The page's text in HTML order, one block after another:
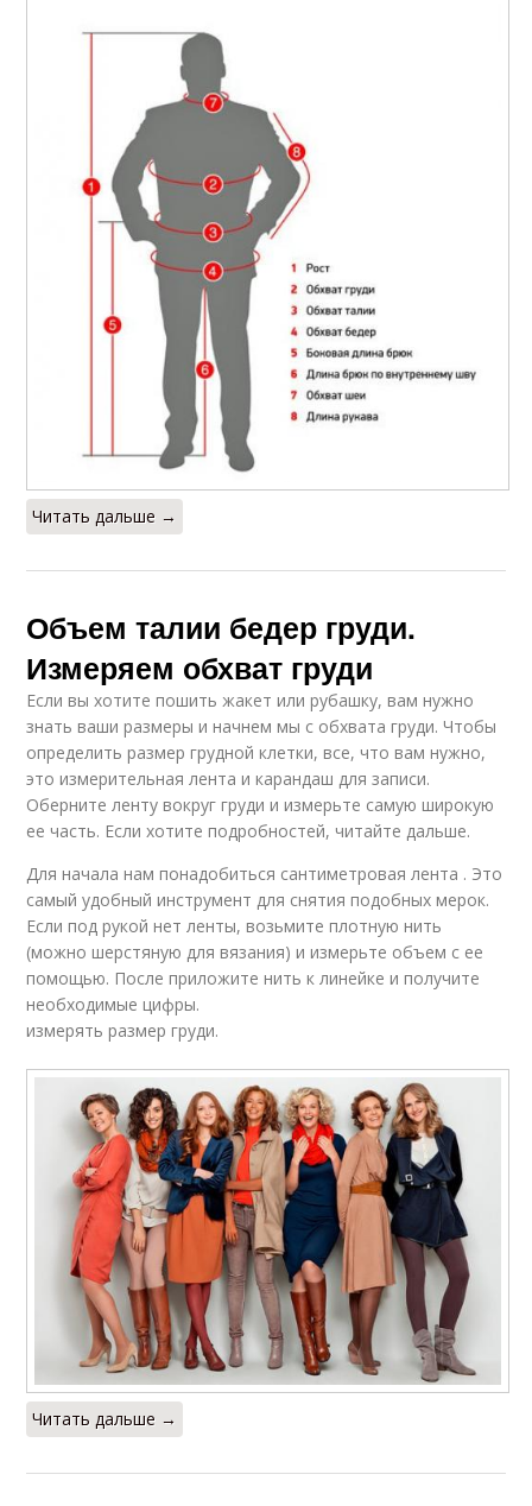
Читать дальше →
Объем талии бедер груди.
Измеряем обхват груди
Если вы хотите пошить жакет или рубашку, вам нужно
знать ваши размеры и начнем мы с обхвата груди. Чтобы
определить размер грудной клетки, все, что вам нужно,
это измерительная лента и карандаш для записи.
Оберните ленту вокруг груди и измерьте самую широкую
ее часть. Если хотите подробностей, читайте дальше.
Для начала нам понадобиться сантиметровая лента . Это
самый удобный инструмент для снятия подобных мерок.
Если под рукой нет ленты, возьмите плотную нить
(можно шерстяную для вязания) и измерьте объем с ее
помощью. После приложите нить к линейке и получите
необходимые цифры.
измерять размер груди.
Читать дальше →